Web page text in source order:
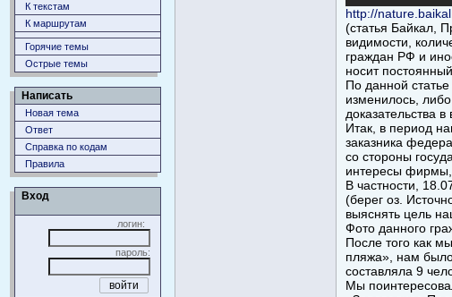
К текстам
К маршрутам
Горячие темы
Острые темы
Написать
Новая тема
Ответ
Справка по кодам
Правила
Вход
логин:
пароль:
http://
(статья Байкал,
видимости,
граждан РФ и
носит
По данной
изменилось,
доказательства
Итак, в период
заказника
со стороны
интересы фирмы,
В частности,
(берег оз.
выяснять цель
Фото данного
После того как
пляжа», нам было
составляла 9
Мы